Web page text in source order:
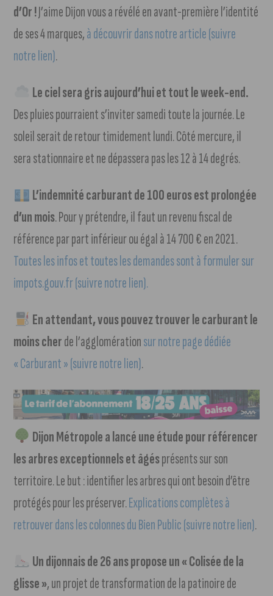
d’Or !J’aime Dijon vous a révélé en avant-première l’identité
de ses 4 marques,à découvrir dans notre article (suivre
notre lien).
Le ciel sera gris aujourd’hui et tout le week-end.
Des pluies pourraient s’inviter samedi toute la journée. Le
soleil serait de retour timidement lundi. Côté mercure, il
sera stationnaire et ne dépassera pas les 12 à 14 degrés.
L’indemnité carburant de 100 euros est prolongée
d’un mois. Pour y prétendre, il faut un revenu fiscal de
référence par part inférieur ou égal à 14 700 € en 2021.
Toutes les infos et toutes les demandes sont à formuler sur
impots.gouv.fr (suivre notre lien).
En attendant, vous pouvez trouver le carburant le
moins cherde l’agglomérationsur notre page dédiée
« Carburant » (suivre notre lien).
Dijon Métropole a lancé une étude pour référencer
les arbres exceptionnels et âgésprésents sur son
territoire. Le but : identifier les arbres qui ont besoin d’être
protégés pour les préserver.Explications complètes à
retrouver dans les colonnes du Bien Public (suivre notre lien).
Un dijonnais de 26 ans propose un « Colisée de la
glisse », un projet de transformation de la patinoire de